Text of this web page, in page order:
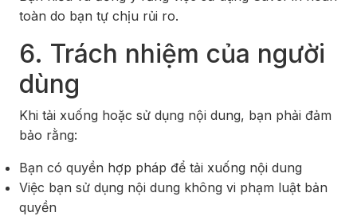
toàn do bạn tự chịu rủi ro.
6. Trách nhiệm của người
dùng
Khi tải xuống hoặc sử dụng nội dung, bạn phải đảm
bảo rằng:
Bạn có quyền hợp pháp để tải xuống nội dung
Việc bạn sử dụng nội dung không vi phạm luật bản
quyền